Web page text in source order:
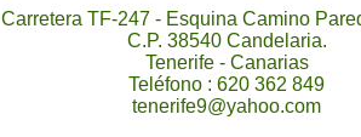
Carretera TF-247 - Esquina Camino
C.P. 38540 Candelaria.
Tenerife - Canarias
Teléfono : 620 362 849
tenerife9@yahoo.com